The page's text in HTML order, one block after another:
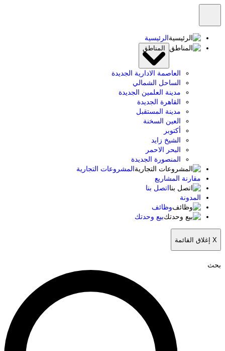
تخطى
المحتوى
الرئيسية
المناطق
العاصمة الادارية الجديدة
الساحل الشمالي
مدينة العلمين الجديدة
القاهرة الجديدة
مدينة المستقبل
العين السخنة
أكتوبر
الشيخ زايد
البحر الاحمر
المنصورة الجديدة
المشروعات التجارية
مقارنة المشاريع
اتصل بنا
المدونة
وظائف
بيع وحدتك
X إغلاق القائمة
بحث